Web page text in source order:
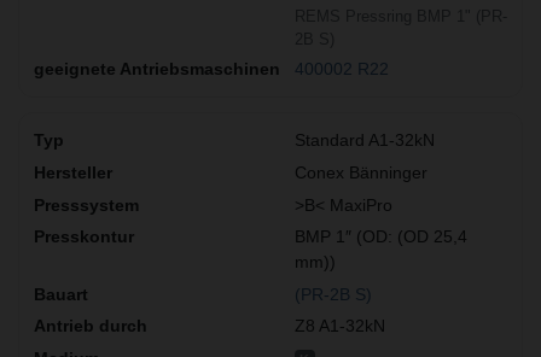
400002 R22
Standard A1-32kN
Conex Bänninger
>B< MaxiPro
BMP 1″ (OD: (OD 25,4
mm))
(PR-2B S)
Z8 A1-32kN